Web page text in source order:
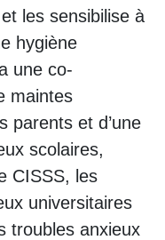
les sensibilise à
hygiène
une co-
maintes
parents et d’une
scolaires,
CISSS, les
universitaires
troubles anxieux